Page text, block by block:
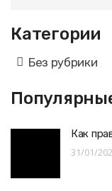
Категории
Без рубрики
Как
31/01/